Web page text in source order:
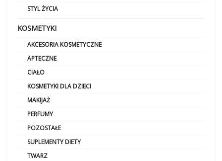
STYL ŻYCIA
KOSMETYKI
AKCESORIA KOSMETYCZNE
APTECZNE
CIAŁO
KOSMETYKI DLA DZIECI
MAKIJAŻ
PERFUMY
POZOSTAŁE
SUPLEMENTY DIETY
TWARZ